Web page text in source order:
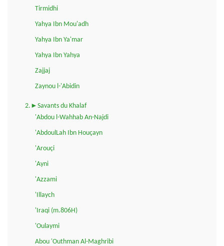
Tirmidhi
Yahya Ibn Mou'adh
Yahya Ibn Ya'mar
Yahya Ibn Yahya
Zajjaj
Zaynou l-'Abidin
2.►Savants du Khalaf
'Abdou l-Wahhab An-Najdi
'AbdoulLah Ibn Houçayn
'Arouçi
'Ayni
'Azzami
'Illaych
'Iraqi (m.806H)
'Oulaymi
Abou 'Outhman Al-Maghribi